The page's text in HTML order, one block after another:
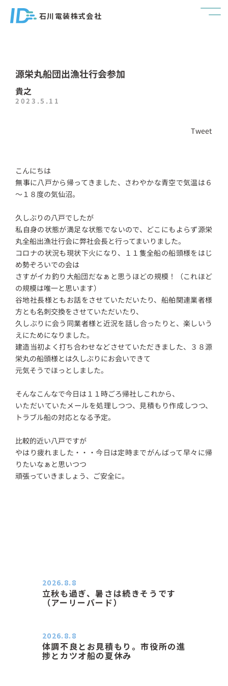
石川電装株式会社
源栄丸船団出漁壮行会参加
貴之
2023.5.11
Tweet
こんにちは
無事に八戸から帰ってきました、さわやかな青空で気温は６
～１８度の気仙沼。
久しぶりの八戸でしたが
私自身の状態が満足な状態でないので、どこにもよらず源栄
丸全船出漁壮行会に弊社会長と行ってまいりました。
コロナの状況も現状下火になり、１１隻全船の船頭様をはじ
め勢ぞろいでの会は
さすがイカ釣り大船団だなぁと思うほどの規模！（これほど
の規模は唯一と思います）
谷地社長様ともお話をさせていただいたり、船舶関連業者様
方とも名刺交換をさせていただいたり、
久しぶりに会う同業者様と近況を話し合ったりと、楽しいう
えにためになりました。
建造当初よく打ち合わせなどさせていただきました、３８源
栄丸の船頭様とは久しぶりにお会いできて
元気そうでほっとしました。
そんなこんなで今日は１１時ごろ帰社しこれから、
いただいていたメールを処理しつつ、見積もり作成しつつ、
トラブル船の対応となる予定。
比較的近い八戸ですが
やはり疲れました・・・今日は定時までがんばって早々に帰
りたいなぁと思いつつ
頑張っていきましょう、ご安全に。
立秋も過ぎ、暑さは続きそうです
（アーリーバード）
2026.8.8
体調不良とお見積もり。市役所の進
捗とカツオ船の夏休み
2026.8.8